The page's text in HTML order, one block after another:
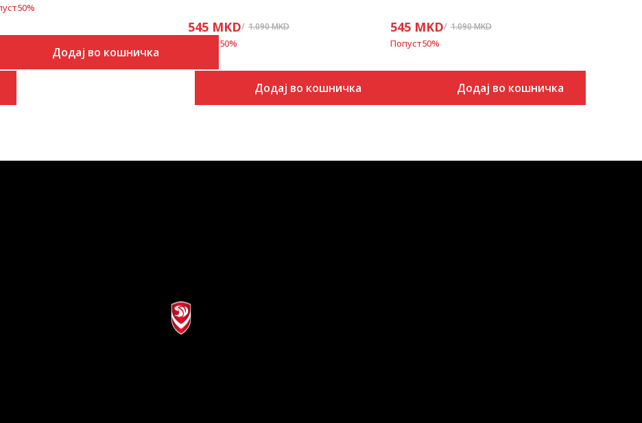
50%
Додај во кошничка
545 MKD 1.090MKD
50%
Додај во кошничка
545 MKD 1.090MKD
Попуст50%
Додај во кошничка